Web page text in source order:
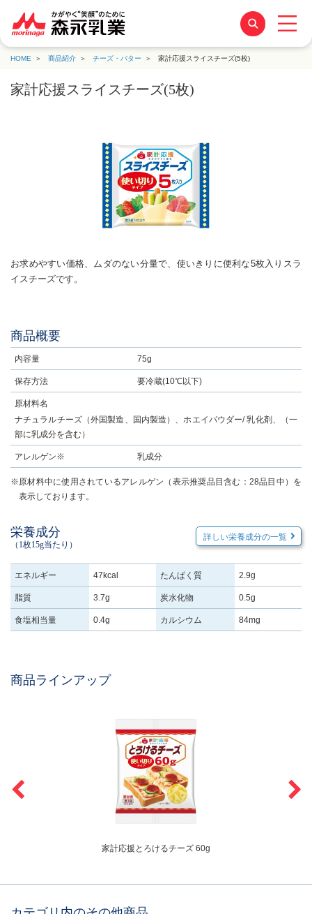
HOME 商品紹介 チーズ・バター 家計応援スライスチーズ(5枚)
家計応援スライスチーズ(5枚)
お求めやすい価格、ムダのない分量で、使いきりに便利な5枚入りスラ
イスチーズです。
商品概要
内容量 75g
保存方法 要冷蔵(10℃以下)
原材料名
ナチュラルチーズ（外国製造、国内製造）、ホエイパウダー/ 乳化剤、（一
部に乳成分を含む）
アレルゲン※ 乳成分
※原材料中に使用されているアレルゲン（表示推奨品目含む：28品目中）を
表示しております。
栄養成分
（1枚15g当たり）
詳しい栄養成分の一覧
エネルギー 47kcal たんぱく質 2.9g
脂質 3.7g 炭水化物 0.5g
食塩相当量 0.4g カルシウム 84mg
商品ラインアップ
家計応援とろけるチーズ 60g